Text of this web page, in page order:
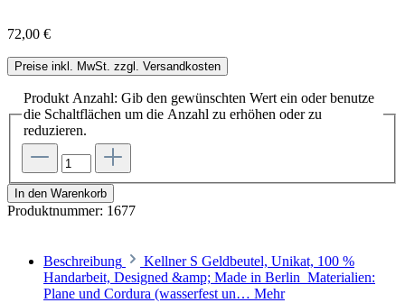
72,00 €
Preise inkl. MwSt. zzgl. Versandkosten
Produkt Anzahl: Gib den gewünschten Wert ein oder benutze
die Schaltflächen um die Anzahl zu erhöhen oder zu
reduzieren.
In den Warenkorb
Produktnummer: 1677
Beschreibung
Kellner S Geldbeutel, Unikat, 100 %
Handarbeit, Designed &amp; Made in Berlin Materialien:
Plane und Cordura (wasserfest un… Mehr